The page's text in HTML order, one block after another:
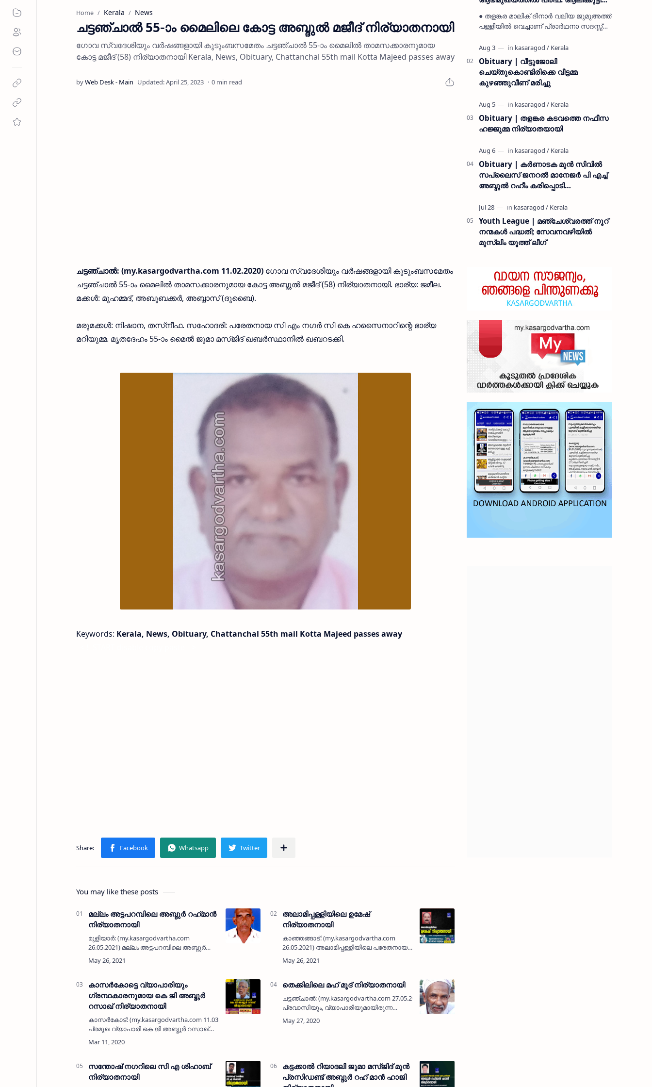
Home Kerala News
ചട്ടഞ്ചാല്‍ 55-ാം മൈലിലെ കോട്ട അബ്ദുല്‍ മജീദ് നിര്യാതനായി
ഗോവ സ്വദേശിയും വര്‍ഷങ്ങളായി കുടുംബസമേതം ചട്ടഞ്ചാല്‍ 55-ാം മൈലില്‍ താമസക്കാരനുമായ
കോട്ട മജീദ് (58) നിര്യാതനായി Kerala, News, Obituary, Chattanchal 55th mail Kotta Majeed passes away
0 min read
ചട്ടഞ്ചാല്‍: (my.kasargodvartha.com 11.02.2020) ഗോവ സ്വദേശിയും വര്‍ഷങ്ങളായി കുടുംബസമേതം
ചട്ടഞ്ചാല്‍ 55-ാം മൈലില്‍ താമസക്കാരനുമായ കോട്ട അബ്ദുല്‍ മജീദ് (58) നിര്യാതനായി. ഭാര്യ: ജമീല.
മക്കള്‍: മുഹമ്മദ്, അബൂബക്കര്‍, അബ്ബാസ് (ദുബൈ).
മരുമക്കള്‍: നിഷാന, തസ്‌നീഫ. സഹോദരി: പരേതനായ സി എം നഗര്‍ സി കെ ഹസൈനാറിന്റെ ഭാര്യ
മറിയുമ്മ. മൃതദേഹം 55-ാം മൈല്‍ ജുമാ മസ്ജിദ് ഖബര്‍സ്ഥാനില്‍ ഖബറടക്കി.
Keywords: Kerala, News, Obituary, Chattanchal 55th mail Kotta Majeed passes away
You may like these posts
മല്ലം അട്ടപറമ്പിലെ അബ്ദുർ റഹ്‌മാൻ
നിര്യാതനായി
മുളിയാർ: (my.kasargodvartha.com
26.05.2021) മല്ലം അട്ടപറമ്പിലെ അബ്ദുർ
റഹ്‌മാൻ (85) നിര്യാതനായി. ഭാര്യ:
നഫീസ. മക്കൾ: ത്വാഹിറ, ശിഹാബ്,
നജ്മുന…
അലാമിപ്പള്ളിയിലെ ഉമേഷ്
നിര്യാതനായി
കാഞ്ഞങ്ങാട്: (my.kasargodvartha.com
26.05.2021) അലാമിപ്പള്ളിയിലെ പരേതനായ
രാമചന്ദ്ര നായിഡുവിന്റെ മകൻ എച് ആർ
ഉമേഷ്‌ (60) നിര്യാതനായി. ഭാര്യ: രേണുക,
കാസര്‍കോട്ടെ വ്യാപാരിയും
ഗ്രന്ഥകാരനുമായ കെ ജി അബ്ദുര്‍
റസാഖ് നിര്യാതനായി
കാസര്‍കോട്: (my.kasargodvartha.com 11.03.2020) കാസര്‍കോട്ടെ
പ്രമുഖ വ്യാപാരി കെ ജി അബ്ദുര്‍ റസാഖ്
(72)നിര്യാതനായി. ബുധനാഴ്ച
ഉച്ചയോടെയായിരുന്നു അന്ത്യം.
തെക്കിലിലെ മഹ് മൂദ് നിര്യാതനായി
ചട്ടഞ്ചാല്‍: (my.kasargodvartha.com 27.05.2020) പഴയകാല
പ്രവാസിയും, വ്യാപാരിയുമായിരുന്ന
തെക്കില്‍ തോട്ടത്തില്‍ ഹൗസില്‍ മഹ് മൂദ് (70)
നിര്യാതനായി. വാര്‍ദ്ധക്യസഹജമായ …
സന്തോഷ് നഗറിലെ സി എ ശിഹാബ്
നിര്യാതനായി
കട്ടക്കാല്‍ റിയാദലി ജുമാ മസ്ജിദ് മുന്‍
പ്രസിഡണ്ട് അബ്ദുര്‍ റഹ് മാന്‍ ഹാജി
മുസ്ലിയാർ അനുസ്മരണം നടത്തി
● തളങ്കര മാലിക് ദിനാർ വലിയ ജുമുഅത്ത്
പള്ളിയിൽ വെച്ചാണ് പ്രാർഥനാ സദസ്സ്
ഉമർ മുസ്ലിയാർ പരിപാടിക്ക് നേതൃത്വം
നൽകി കാസ…
Obituary | വീട്ടുജോലി
ചെയ്തുകൊണ്ടിരിക്കെ വീട്ടമ്മ
കുഴഞ്ഞുവീണ് മരിച്ചു
Obituary | തളങ്കര കടവത്തെ നഫീസ
ഹജ്ജുമ്മ നിര്യാതയായി
Obituary | കർണാടക മുൻ സിവില്‍
സപ്ലൈസ് ജനറൽ മാനേജർ പി എച്ച്
അബ്ദുൽ റഹീം കരിപ്പൊടി
Youth League | മഞ്ചേശ്വരത്ത് നൂറ്
നന്മകൾ പദ്ധതി; സേവനവഴിയിൽ
മുസ്ലിം യൂത്ത് ലീഗ്